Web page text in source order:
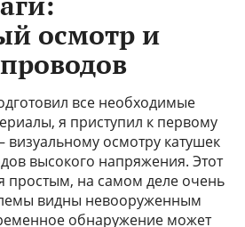
осмотр и
все необходимые
я приступил к первому
визуальному осмотру катушек
высокого напряжения. Этот
простым, на самом деле очень
видны невооруженным
обнаружение может